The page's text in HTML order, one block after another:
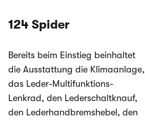
124 Spider
Bereits beim Einstieg beinhaltet
die Ausstattung die Klimaanlage,
das Leder-Multifunktions-
Lenkrad, den Lederschaltknauf,
den Lederhandbremshebel, den